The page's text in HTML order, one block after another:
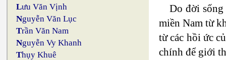
Lưu Văn Vịnh
Nguyễn Văn Lục
Trần Văn Nam
Nguyễn Vy Khanh
Thụy Khuê
Do đời sống
miền Nam từ
từ các hồi ức
chính để giới